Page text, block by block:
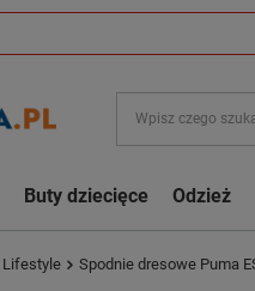
Buty dziecięce Odzież
Lifestyle Spodnie dresowe Puma